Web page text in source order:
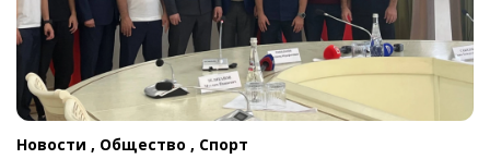
Новости , Общество , Спорт